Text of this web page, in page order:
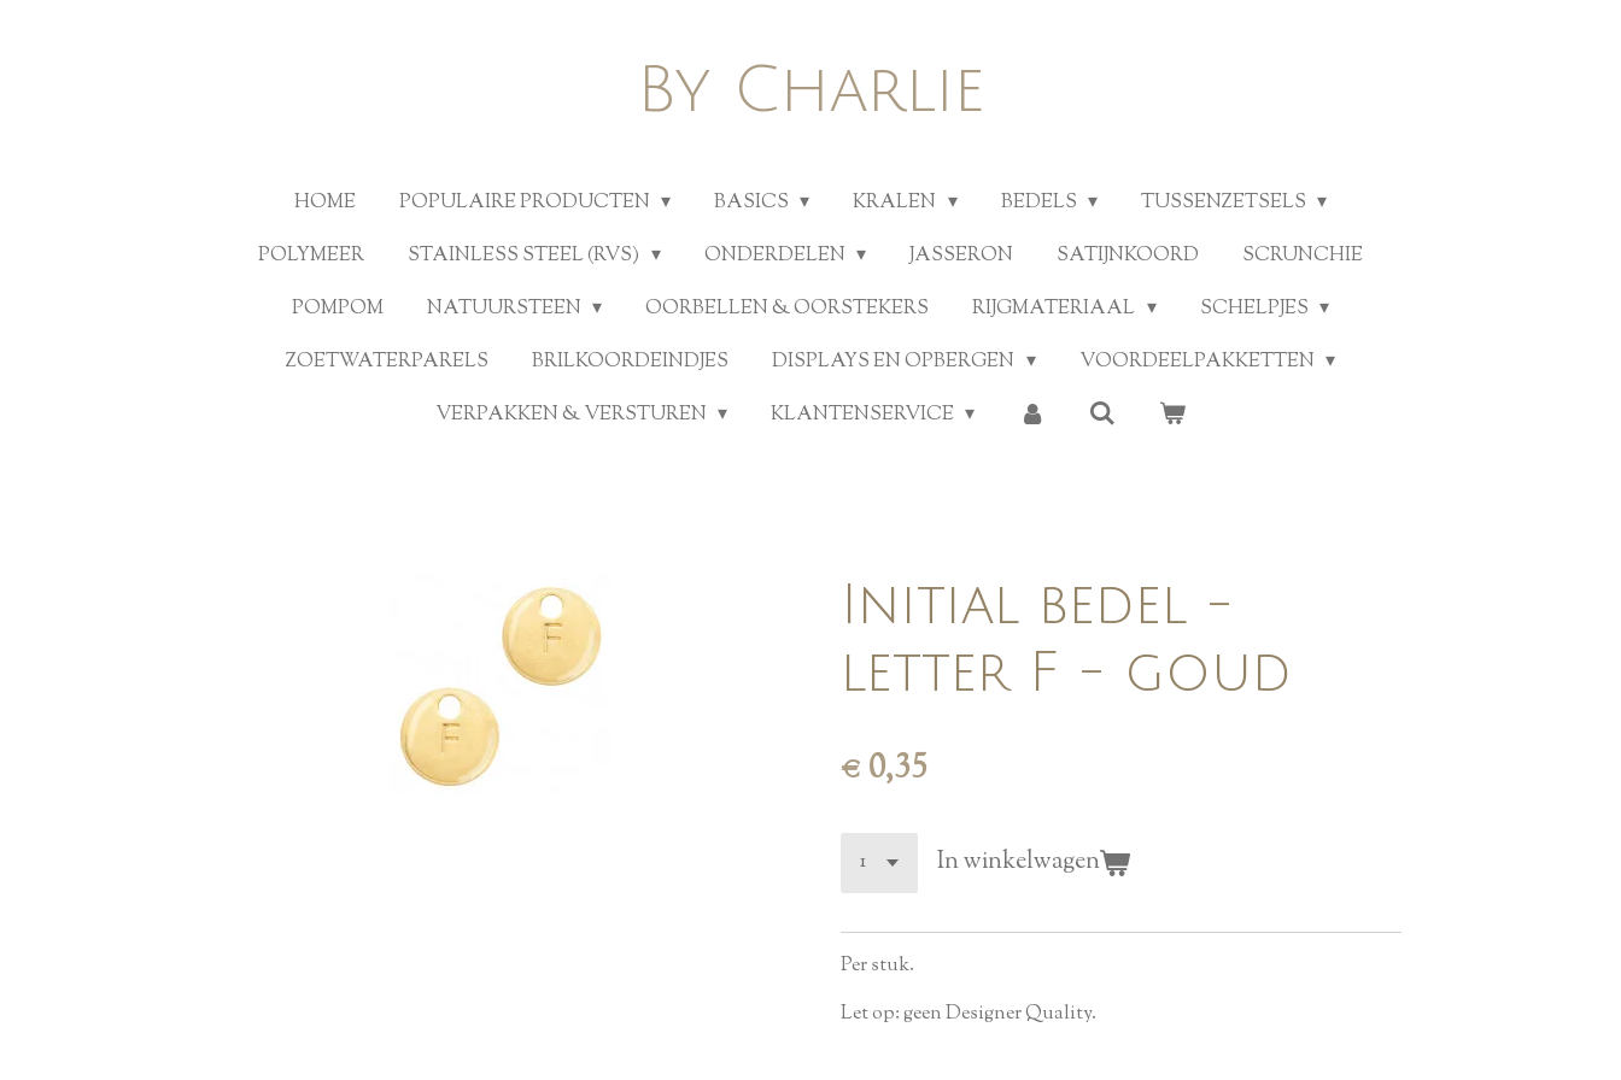
By Charlie
HOME POPULAIRE PRODUCTEN BASICS KRALEN BEDELS
TUSSENZETSELS
POLYMEER
STAINLESS STEEL (RVS) ONDERDELEN JASSERON SATIJNKOORD
SCRUNCHIE
POMPOM
NATUURSTEEN OORBELLEN & OORSTEKERS RIJGMATERIAAL
SCHELPJES
ZOETWATERPARELS
BRILKOORDEINDJES DISPLAYS EN OPBERGEN
VOORDEELPAKKETTEN
VERPAKKEN & VERSTUREN
KLANTENSERVICE
Initial bedel -
letter F - goud
€ 0,35
In winkelwagen
Per stuk.
Let op: geen Designer Quality.